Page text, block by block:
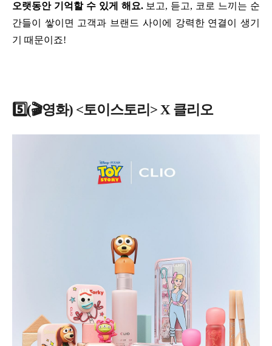
오랫동안 기억할 수 있게 해요.보고, 듣고, 코로 느끼는 순
간들이 쌓이면 고객과 브랜드 사이에 강력한 연결이 생기
기 때문이죠!
5️⃣(🎬영화) <토이스토리> X 클리오